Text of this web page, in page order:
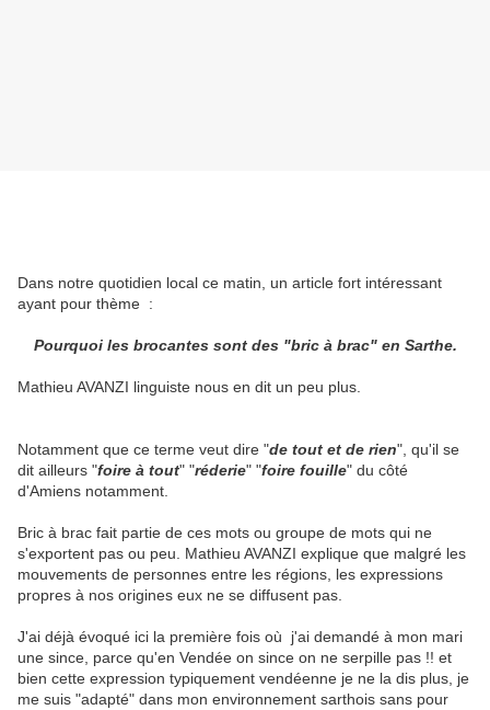
Dans notre quotidien local ce matin, un article fort intéressant
ayant pour thème :
Pourquoi les brocantes sont des "bric à brac" en Sarthe.
Mathieu AVANZI linguiste nous en dit un peu plus.
Notamment que ce terme veut dire "de tout et de rien", qu'il se
dit ailleurs "foire à tout" "réderie" "foire fouille" du côté
d'Amiens notamment.
Bric à brac fait partie de ces mots ou groupe de mots qui ne
s'exportent pas ou peu. Mathieu AVANZI explique que malgré les
mouvements de personnes entre les régions, les expressions
propres à nos origines eux ne se diffusent pas.
J'ai déjà évoqué ici la première fois où j'ai demandé à mon mari
une since, parce qu'en Vendée on since on ne serpille pas !! et
bien cette expression typiquement vendéenne je ne la dis plus, je
me suis "adapté" dans mon environnement sarthois sans pour